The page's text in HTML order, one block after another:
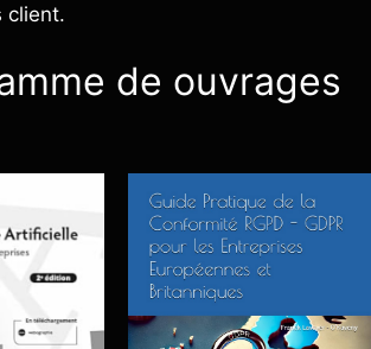
client.
de ouvrages